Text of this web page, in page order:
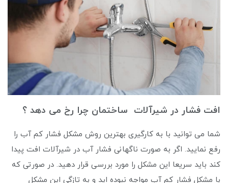
افت فشار در شیرآلات ساختمان چرا رخ می دهد ؟
شما می توانید با به کارگیری بهترین روش مشکل فشار کم آب را
رفع نمایید. اگر به صورت ناگهانی فشار آب در شیرآلات افت پیدا
کند باید سریعا این مشکل را مورد بررسی قرار دهید. در صورتی که
با مشکل فشار کم آب مواجه نبوده اید و به تازگی این مشکل